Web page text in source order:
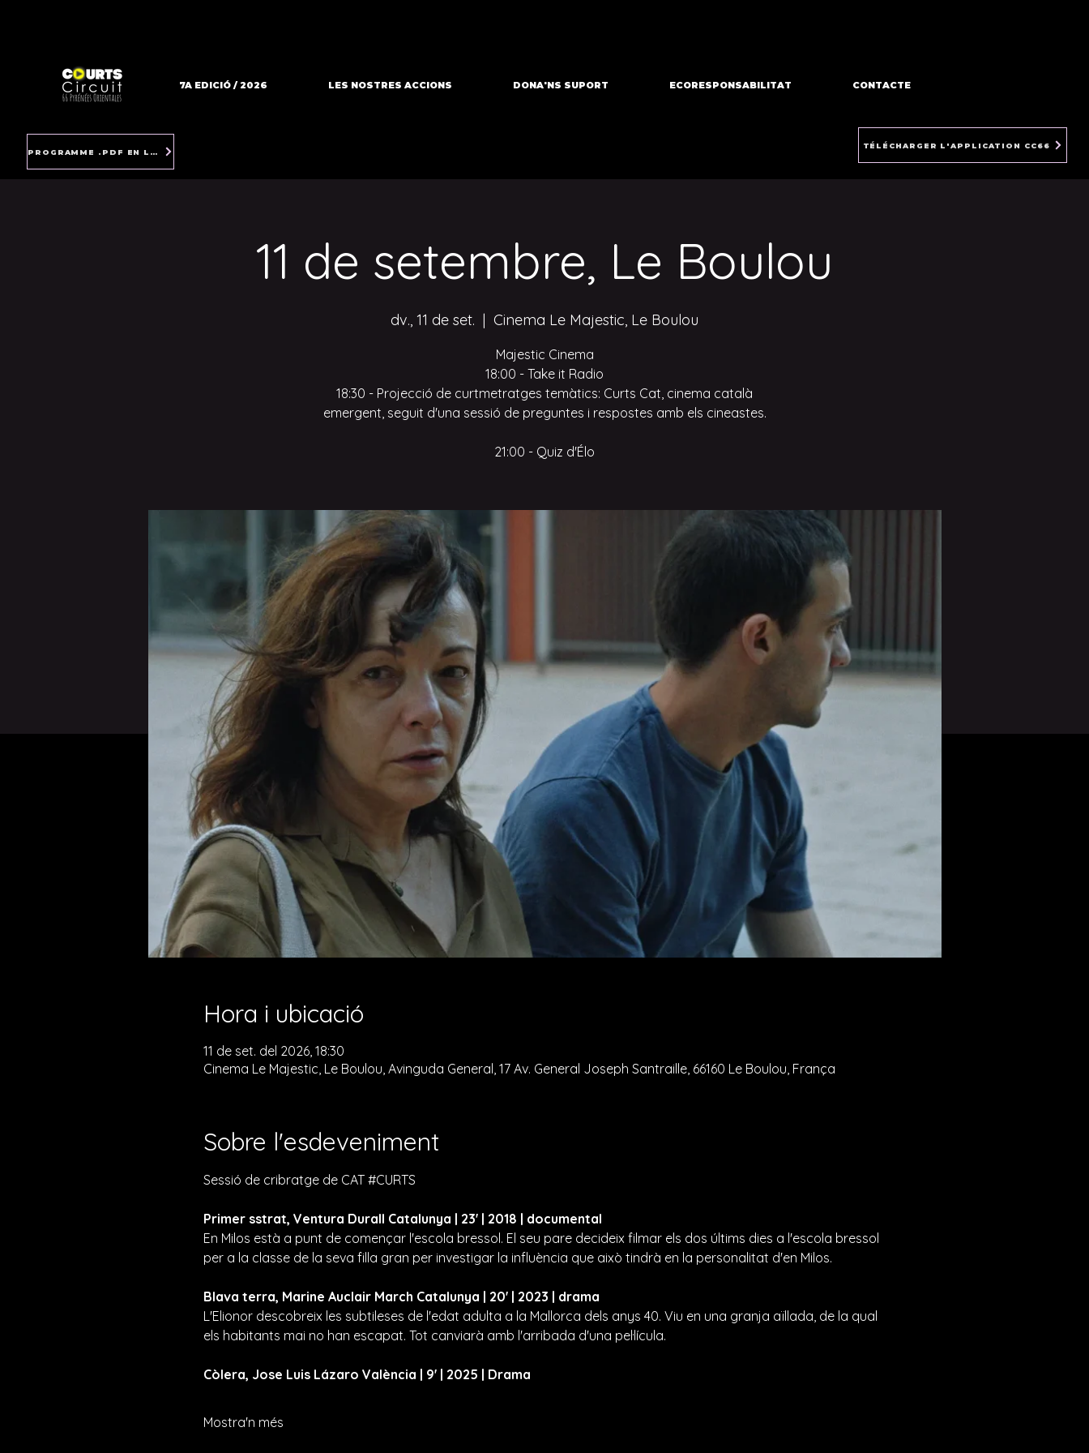
7A EDICIÓ / 2026 LES NOSTRES ACCIONS DONA'NS SUPORT ECORESPONSABILITAT CONTACTE
PROGRAMME .PDF EN LIGNE
TÉLÉCHARGER L'APPLICATION CC66
11 de setembre, Le Boulou
dv., 11 de set.
  |
Cinema Le Majestic, Le Boulou
Majestic Cinema
18:00 - Take it Radio
18:30 - Projecció de curtmetratges temàtics: Curts Cat, cinema català
emergent, seguit d'una sessió de preguntes i respostes amb els cineastes.
21:00 - Quiz d'Élo
Hora i ubicació
11 de set. del 2026, 18:30
Cinema Le Majestic, Le Boulou, Avinguda General, 17 Av. General Joseph Santraille, 66160 Le Boulou, França
Sobre l'esdeveniment
Sessió de cribratge de CAT #CURTS
Primer sstrat, Ventura Durall Catalunya | 23' | 2018 | documental
En Milos està a punt de començar l'escola bressol. El seu pare decideix filmar els dos últims dies a l'escola bressol
per a la classe de la seva filla gran per investigar la influència que això tindrà en la personalitat d'en Milos.
Blava terra, Marine Auclair March Catalunya | 20' | 2023 | drama
L'Elionor descobreix les subtileses de l'edat adulta a la Mallorca dels anys 40. Viu en una granja aïllada, de la qual
els habitants mai no han escapat. Tot canviarà amb l'arribada d'una pel·lícula.
Còlera, Jose Luis Lázaro València | 9' | 2025 | Drama
Mostra'n més